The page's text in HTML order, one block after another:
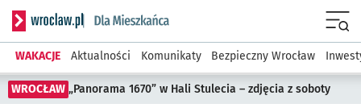
Serwis informacyjny wroclaw.pl podserwis: Dla mieszkańca
WAKACJE Aktualności Komunikaty Bezpieczny Wrocław
WROCŁAW „Panorama 1670” w Hali Stulecia – zdjęcia z soboty